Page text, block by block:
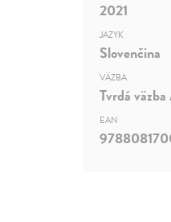
2021
JAZYK
Slovenčina
VÄZBA
Tvrdá
EAN